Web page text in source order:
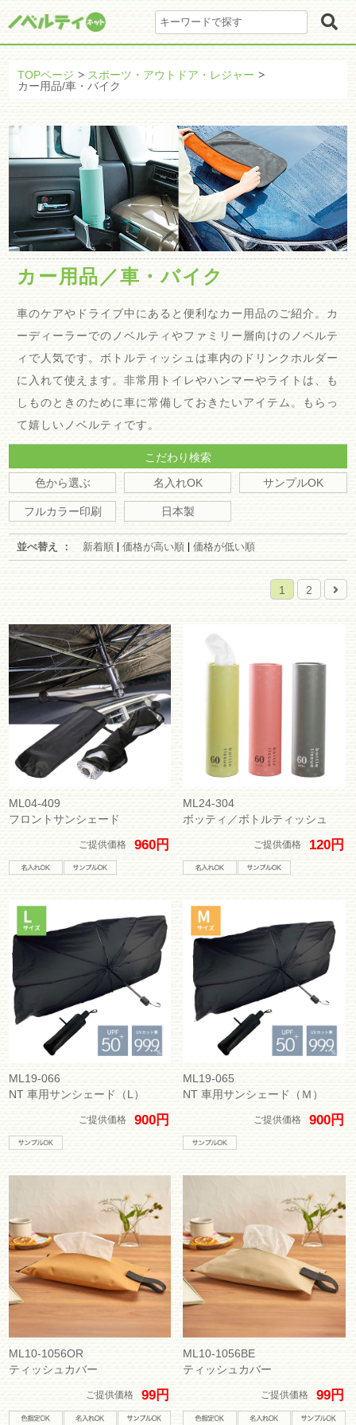
TOPページ
スポーツ・アウトドア・レジャー
カー用品/車・バイク
カー用品／車・バイク
車のケアやドライブ中にあると便利なカー用品のご紹介。カ
ーディーラーでのノベルティやファミリー層向けのノベルテ
ィで人気です。ボトルティッシュは車内のドリンクホルダー
に入れて使えます。非常用トイレやハンマーやライトは、も
しものときのために車に常備しておきたいアイテム。もらっ
て嬉しいノベルティです。
こだわり検索
色から選ぶ
名入れOK サンプルOK
フルカラー印刷 日本製
並べ替え ： 新着順 価格が高い順 価格が低い順
1 2
ML04-409
フロントサンシェード
ご提供価格 960円
ML24-304
ボッティ／ボトルティッシュ
ご提供価格 120円
ML19-066
NT 車用サンシェード（L）
ご提供価格 900円
ML19-065
NT 車用サンシェード（Ｍ）
ご提供価格 900円
ML10-1056OR
ティッシュカバー
ご提供価格 99円
ML10-1056BE
ティッシュカバー
ご提供価格 99円